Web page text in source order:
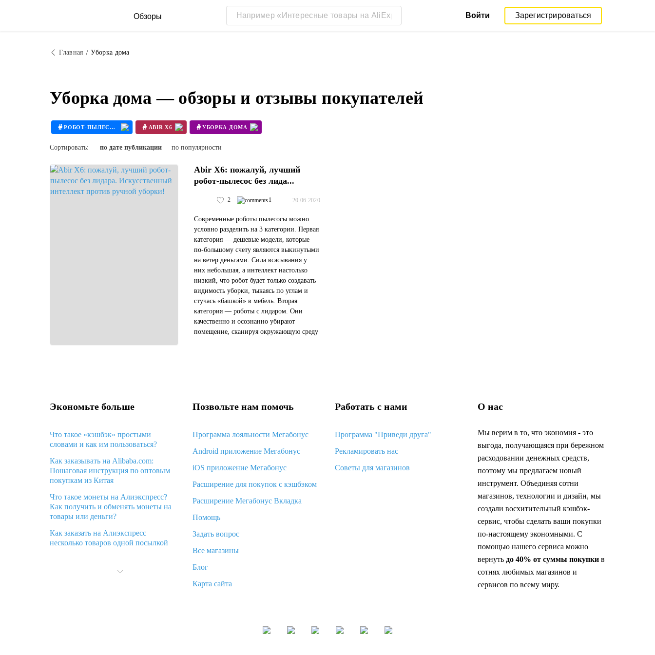
Обзоры Войти Зарегистрироваться
Главная Уборка дома
Уборка дома — обзоры и отзывы покупателей
# РОБОТ-ПЫЛЕСОС # ABIR X6 # УБОРКА ДОМА
Сортировать: по дате публикации по популярности
Abir X6: пожалуй, лучший
робот-пылесос без лида...
2 1 20.06.2020
Современные роботы пылесосы можно
условно разделить на 3 категории. Первая
категория — дешевые модели, которые
по-большому счету являются выкинутыми
на ветер деньгами. Сила всасывания у
них небольшая, а интеллект настолько
низкий, что робот будет только создавать
видимость уборки, тыкаясь по углам и
стучась «башкой» в мебель. Вторая
категория — роботы с лидаром. Они
качественно и осознанно убирают
помещение, сканируя окружающую среду
Экономьте больше
Что такое «кэшбэк» простыми
словами и как им пользоваться?
Как заказывать на Alibaba.com:
Пошаговая инструкция по оптовым
покупкам из Китая
Что такое монеты на Алиэкспресс?
Как получить и обменять монеты на
товары или деньги?
Как заказать на Алиэкспресс
несколько товаров одной посылкой
Алиэкспресс и что делать?
Позвольте нам помочь
Программа лояльности Мегабонус
Android приложение Мегабонус
iOS приложение Мегабонус
Расширение для покупок с кэшбэком
Расширение Мегабонус Вкладка
Помощь
Задать вопрос
Все магазины
Блог
Карта сайта
Работать с нами
Программа "Приведи друга"
Рекламировать нас
Советы для магазинов
О нас
Мы верим в то, что экономия - это
выгода, получающаяся при бережном
расходовании денежных средств,
поэтому мы предлагаем новый
инструмент. Объединяя сотни
магазинов, технологии и дизайн, мы
создали восхитительный кэшбэк-
сервис, чтобы сделать ваши покупки
по-настоящему экономными. С
помощью нашего сервиса можно
вернуть до 40% от суммы покупкив
сотнях любимых магазинов и
сервисов по всему миру.